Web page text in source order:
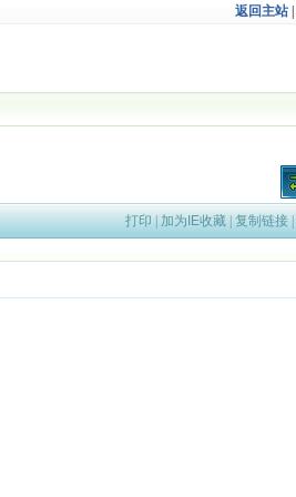
返回主站|
打印 | 加为IE收藏| 复制链接|